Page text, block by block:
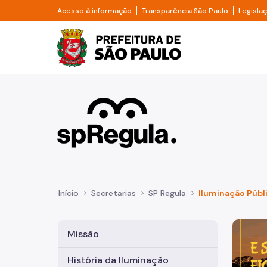
Pular para o Conteúdo principal
Acesso à informação Divisor de acesso à informação
Transparência São Paulo Divisor
Prefeitura de São
Início Secretarias SP Regula Iluminação
Missão
História da Iluminação